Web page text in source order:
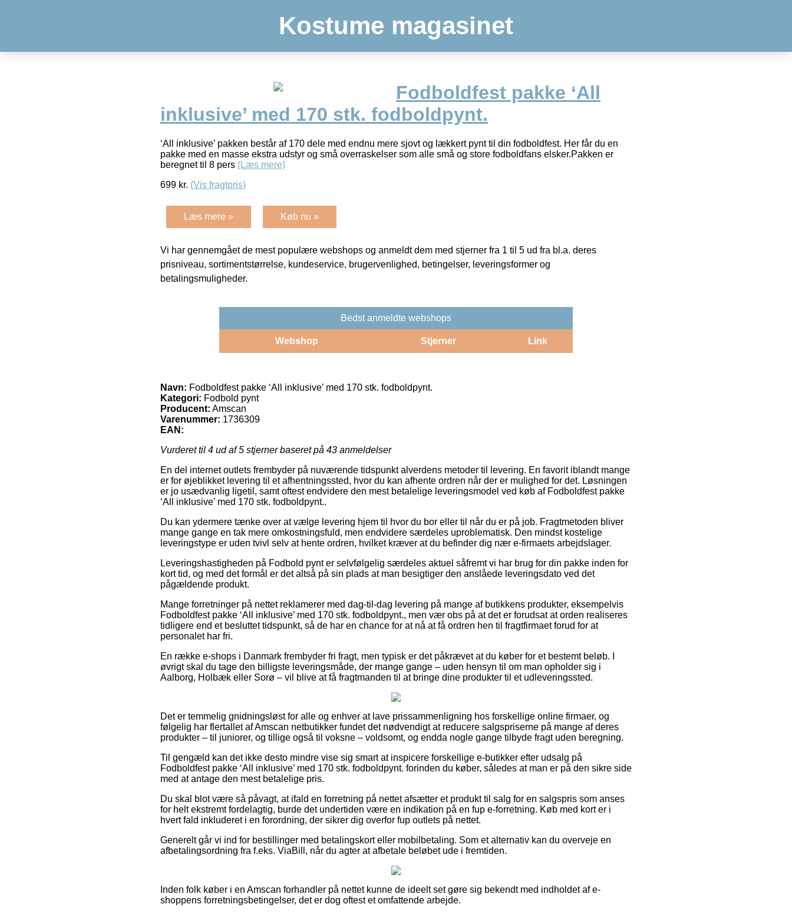
Kostume magasinet
Fodboldfest pakke ‘All
inklusive’ med 170 stk. fodboldpynt.
‘All inklusive’ pakken består af 170 dele med endnu mere sjovt og lækkert pynt til din fodboldfest. Her får du en
pakke med en masse ekstra udstyr og små overraskelser som alle små og store fodboldfans elsker.Pakken er
beregnet til 8 pers (Læs mere)
699 kr. (Vis fragtpris)
Læs mere » Køb nu »
Vi har gennemgået de mest populære webshops og anmeldt dem med stjerner fra 1 til 5 ud fra bl.a. deres
prisniveau, sortimentstørrelse, kundeservice, brugervenlighed, betingelser, leveringsformer og
betalingsmuligheder.
Bedst anmeldte webshops
Webshop Stjerner Link
Navn: Fodboldfest pakke ‘All inklusive’ med 170 stk. fodboldpynt.
Kategori: Fodbold pynt
Producent: Amscan
Varenummer: 1736309
EAN:
Vurderet til 4 ud af 5 stjerner baseret på 43 anmeldelser
En del internet outlets frembyder på nuværende tidspunkt alverdens metoder til levering. En favorit iblandt mange
er for øjeblikket levering til et afhentningssted, hvor du kan afhente ordren når der er mulighed for det. Løsningen
er jo usædvanlig ligetil, samt oftest endvidere den mest betalelige leveringsmodel ved køb af Fodboldfest pakke
‘All inklusive’ med 170 stk. fodboldpynt..
Du kan ydermere tænke over at vælge levering hjem til hvor du bor eller til når du er på job. Fragtmetoden bliver
mange gange en tak mere omkostningsfuld, men endvidere særdeles uproblematisk. Den mindst kostelige
leveringstype er uden tvivl selv at hente ordren, hvilket kræver at du befinder dig nær e-firmaets arbejdslager.
Leveringshastigheden på Fodbold pynt er selvfølgelig særdeles aktuel såfremt vi har brug for din pakke inden for
kort tid, og med det formål er det altså på sin plads at man besigtiger den anslåede leveringsdato ved det
pågældende produkt.
Mange forretninger på nettet reklamerer med dag-til-dag levering på mange af butikkens produkter, eksempelvis
Fodboldfest pakke ‘All inklusive’ med 170 stk. fodboldpynt., men vær obs på at det er forudsat at orden realiseres
tidligere end et besluttet tidspunkt, så de har en chance for at nå at få ordren hen til fragtfirmaet forud for at
personalet har fri.
En række e-shops i Danmark frembyder fri fragt, men typisk er det påkrævet at du køber for et bestemt beløb. I
øvrigt skal du tage den billigste leveringsmåde, der mange gange – uden hensyn til om man opholder sig i
Aalborg, Holbæk eller Sorø – vil blive at få fragtmanden til at bringe dine produkter til et udleveringssted.
Det er temmelig gnidningsløst for alle og enhver at lave prissammenligning hos forskellige online firmaer, og
følgelig har flertallet af Amscan netbutikker fundet det nødvendigt at reducere salgspriserne på mange af deres
produkter – til juniorer, og tillige også til voksne – voldsomt, og endda nogle gange tilbyde fragt uden beregning.
Til gengæld kan det ikke desto mindre vise sig smart at inspicere forskellige e-butikker efter udsalg på
Fodboldfest pakke ‘All inklusive’ med 170 stk. fodboldpynt. forinden du køber, således at man er på den sikre side
med at antage den mest betalelige pris.
Du skal blot være så påvagt, at ifald en forretning på nettet afsætter et produkt til salg for en salgspris som anses
for helt ekstremt fordelagtig, burde det undertiden være en indikation på en fup e-forretning. Køb med kort er i
hvert fald inkluderet i en forordning, der sikrer dig overfor fup outlets på nettet.
Generelt går vi ind for bestillinger med betalingskort eller mobilbetaling. Som et alternativ kan du overveje en
afbetalingsordning fra f.eks. ViaBill, når du agter at afbetale beløbet ude i fremtiden.
Inden folk køber i en Amscan forhandler på nettet kunne de ideelt set gøre sig bekendt med indholdet af e-
shoppens forretningsbetingelser, det er dog oftest et omfattende arbejde.